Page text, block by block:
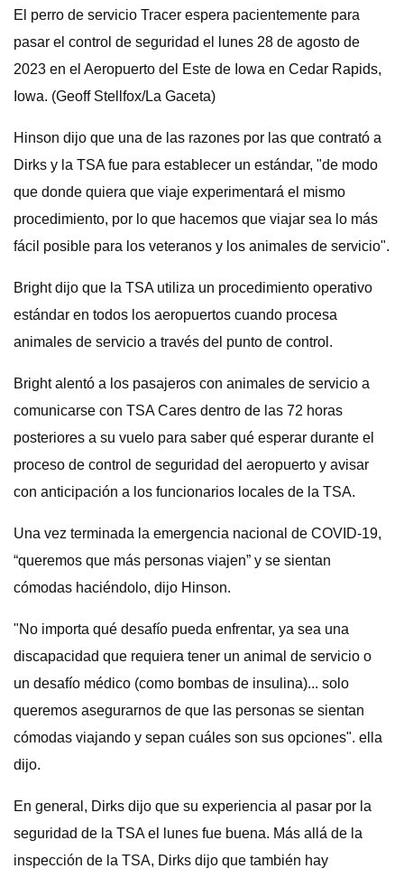
El perro de servicio Tracer espera pacientemente para
pasar el control de seguridad el lunes 28 de agosto de
2023 en el Aeropuerto del Este de Iowa en Cedar Rapids,
Iowa. (Geoff Stellfox/La Gaceta)
Hinson dijo que una de las razones por las que contrató a
Dirks y la TSA fue para establecer un estándar, "de modo
que donde quiera que viaje experimentará el mismo
procedimiento, por lo que hacemos que viajar sea lo más
fácil posible para los veteranos y los animales de servicio".
Bright dijo que la TSA utiliza un procedimiento operativo
estándar en todos los aeropuertos cuando procesa
animales de servicio a través del punto de control.
Bright alentó a los pasajeros con animales de servicio a
comunicarse con TSA Cares dentro de las 72 horas
posteriores a su vuelo para saber qué esperar durante el
proceso de control de seguridad del aeropuerto y avisar
con anticipación a los funcionarios locales de la TSA.
Una vez terminada la emergencia nacional de COVID-19,
“queremos que más personas viajen” y se sientan
cómodas haciéndolo, dijo Hinson.
"No importa qué desafío pueda enfrentar, ya sea una
discapacidad que requiera tener un animal de servicio o
un desafío médico (como bombas de insulina)... solo
queremos asegurarnos de que las personas se sientan
cómodas viajando y sepan cuáles son sus opciones". ella
dijo.
En general, Dirks dijo que su experiencia al pasar por la
seguridad de la TSA el lunes fue buena. Más allá de la
inspección de la TSA, Dirks dijo que también hay